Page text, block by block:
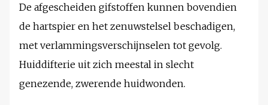
De afgescheiden gifstoffen kunnen bovendien
de hartspier en het zenuwstelsel beschadigen,
met verlammingsverschijnselen tot gevolg.
Huiddifterie uit zich meestal in slecht
genezende, zwerende huidwonden.